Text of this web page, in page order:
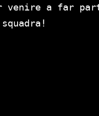
venire a far